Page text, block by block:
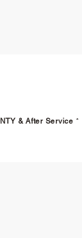
& After Service *